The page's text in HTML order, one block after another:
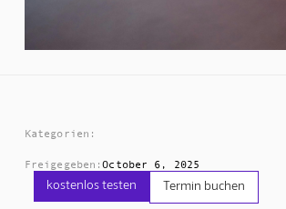
Kategorien:
Freigegeben:October 6, 2025
kostenlos testen Termin buchen